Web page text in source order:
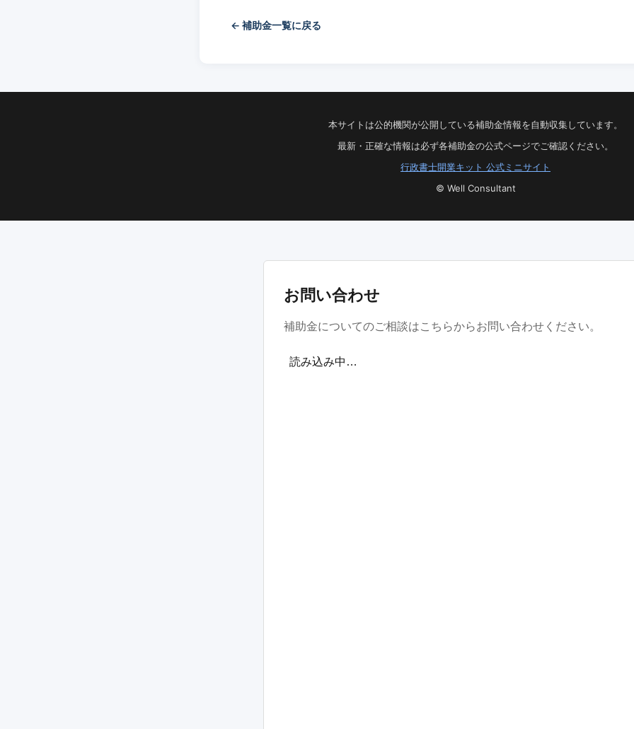
← 補助金一覧に戻る
本サイトは公的機関が公開している補助金情報を自動収集しています。
最新・正確な情報は必ず各補助金の公式ページでご確認ください。
行政書士開業キット 公式ミニサイト
© Well Consultant
お問い合わせ
補助金についてのご相談はこちらからお問い合わせください。